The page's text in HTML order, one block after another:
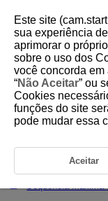
D375-059
Qualidade da
Fotografias
Tabela de
Este site
sua experiência
aprimorar o
sobre o uso dos
você concorda
“Não Aceitar” ou
Cookies
funções do site
pode mudar essa
Aceitar